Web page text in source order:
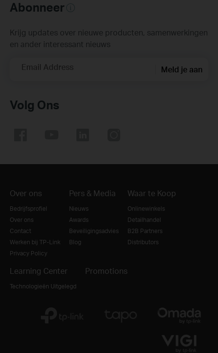
Abonneer
Krijg updates over nieuwe producten, samenwerkingen
en ander interessant nieuws
Email Address Meld je aan
Volg Ons
Over ons
Bedrijfsprofiel
Over ons
Contact
Werken bij TP-Link
Privacy Policy
Pers & Media
Nieuws
Awards
Beveiligingsadvies
Blog
Waar te Koop
Onlinewinkels
Detailhandel
B2B Partners
Distributors
Learning Center
Technologieën Uitgelegd
Promotions